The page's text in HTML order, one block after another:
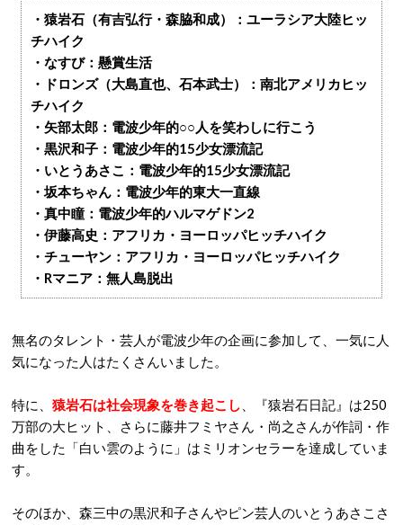
・猿岩石（有吉弘行・森脇和成）：ユーラシア大陸ヒッ
チハイク
・なすび：懸賞生活
・ドロンズ（大島直也、石本武士）：南北アメリカヒッ
チハイク
・矢部太郎：電波少年的○○人を笑わしに行こう
・黒沢和子：電波少年的15少女漂流記
・いとうあさこ：電波少年的15少女漂流記
・坂本ちゃん：電波少年的東大一直線
・真中瞳：電波少年的ハルマゲドン2
・伊藤高史：アフリカ・ヨーロッパヒッチハイク
・チューヤン：アフリカ・ヨーロッパヒッチハイク
・Rマニア：無人島脱出
無名のタレント・芸人が電波少年の企画に参加して、一気に人
気になった人はたくさんいました。
特に、 猿岩石は社会現象を巻き起こし 、『猿岩石日記』は250
万部の大ヒット、さらに藤井フミヤさん・尚之さんが作詞・作
曲をした「白い雲のように」はミリオンセラーを達成していま
す。
そのほか、森三中の黒沢和子さんやピン芸人のいとうあさこさ